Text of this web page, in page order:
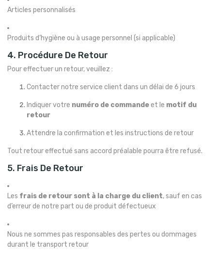
Articles personnalisés
Produits d’hygiène ou à usage personnel (si applicable)
4. Procédure De Retour
Pour effectuer un retour, veuillez :
Contacter notre service client dans un délai de 6 jours
Indiquer votre numéro de commandeet le motif du
retour
Attendre la confirmation et les instructions de retour
Tout retour effectué sans accord préalable pourra être refusé.
5. Frais De Retour
Les frais de retour sont à la charge du client, sauf en cas
d’erreur de notre part ou de produit défectueux
Nous ne sommes pas responsables des pertes ou dommages
durant le transport retour